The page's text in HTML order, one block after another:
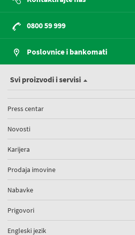
0800 59 999
Poslovnice i bankomati
Svi proizvodi i servisi
Press centar
Novosti
Karijera
Prodaja imovine
Nabavke
Prigovori
Engleski jezik